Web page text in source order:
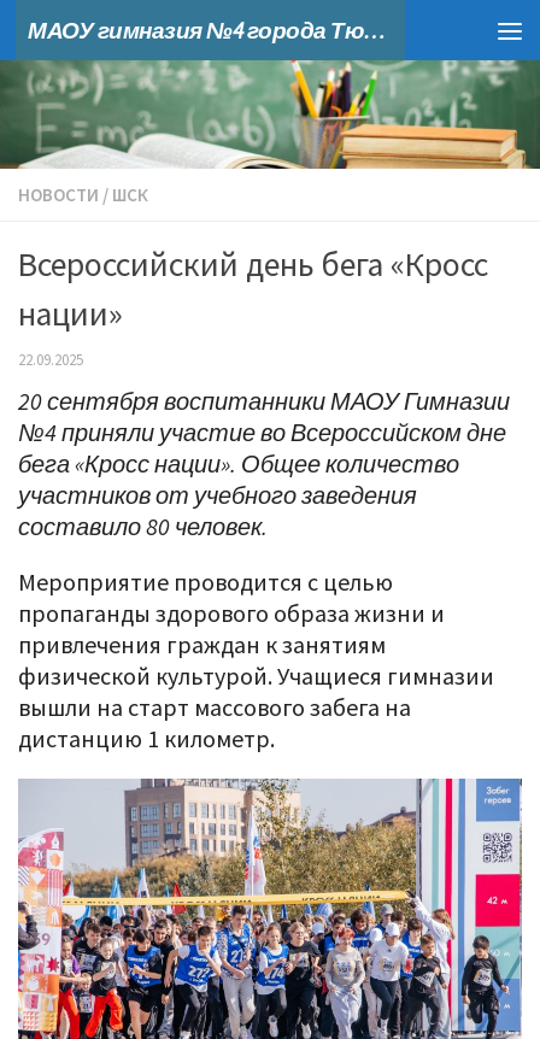
Skip to content МАОУ гимназия №4 города Тюмени
НОВОСТИ / ШСК
Всероссийский день бега «Кросс
нации»
22.09.2025
20 сентября воспитанники МАОУ Гимназии
№4 приняли участие во Всероссийском дне
бега «Кросс нации». Общее количество
участников от учебного заведения
составило 80 человек.
Мероприятие проводится с целью
пропаганды здорового образа жизни и
привлечения граждан к занятиям
физической культурой. Учащиеся гимназии
вышли на старт массового забега на
дистанцию 1 километр.